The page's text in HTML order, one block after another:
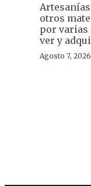
otros
por varias
ver y
Agosto 7,